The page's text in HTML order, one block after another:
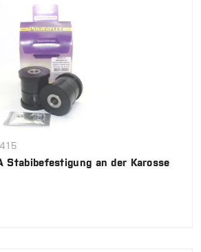
Stabibefestigung an der Karosse